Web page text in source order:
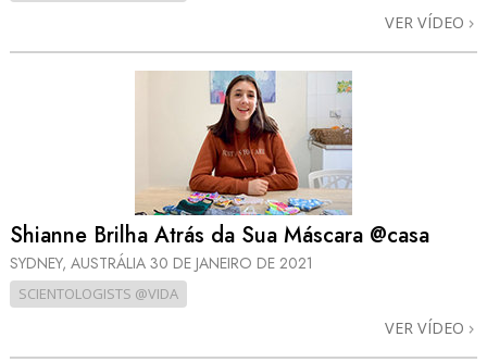
VER VÍDEO
Shianne Brilha Atrás da Sua Máscara @casa
SYDNEY, AUSTRÁLIA 30 DE JANEIRO DE 2021
SCIENTOLOGISTS @VIDA
VER VÍDEO